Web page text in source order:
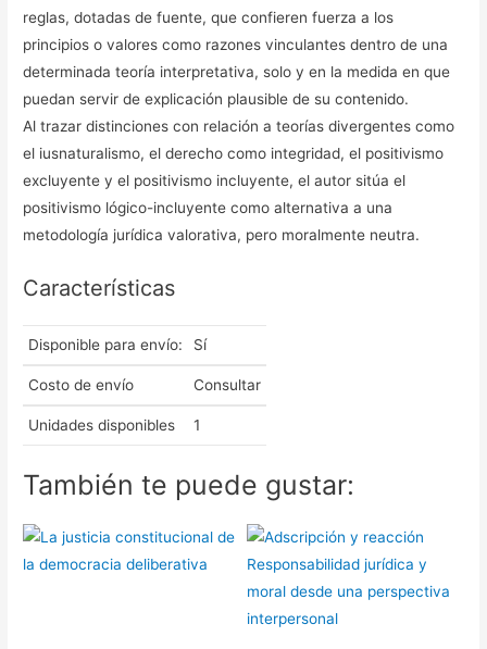
reglas, dotadas de fuente, que confieren fuerza a los
principios o valores como razones vinculantes dentro de una
determinada teoría interpretativa, solo y en la medida en que
puedan servir de explicación plausible de su contenido.
Al trazar distinciones con relación a teorías divergentes como
el iusnaturalismo, el derecho como integridad, el positivismo
excluyente y el positivismo incluyente, el autor sitúa el
positivismo lógico-incluyente como alternativa a una
metodología jurídica valorativa, pero moralmente neutra.
Características
Disponible para envío: Sí
Costo de envío Consultar
Unidades disponibles 1
También te puede gustar: